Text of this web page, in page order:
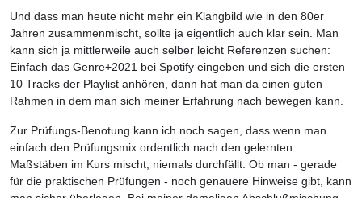
Und dass man heute nicht mehr ein Klangbild wie in den 80er
Jahren zusammenmischt, sollte ja eigentlich auch klar sein. Man
kann sich ja mittlerweile auch selber leicht Referenzen suchen:
Einfach das Genre+2021 bei Spotify eingeben und sich die ersten
10 Tracks der Playlist anhören, dann hat man da einen guten
Rahmen in dem man sich meiner Erfahrung nach bewegen kann.
Zur Prüfungs-Benotung kann ich noch sagen, dass wenn man
einfach den Prüfungsmix ordentlich nach den gelernten
Maßstäben im Kurs mischt, niemals durchfällt. Ob man - gerade
für die praktischen Prüfungen - noch genauere Hinweise gibt, kann